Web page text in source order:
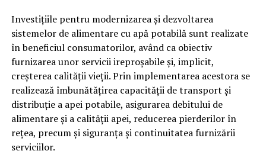
Investițiile pentru modernizarea și dezvoltarea
sistemelor de alimentare cu apă potabilă sunt realizate
în beneficiul consumatorilor, având ca obiectiv
furnizarea unor servicii ireproșabile și, implicit,
creșterea calității vieții. Prin implementarea acestora se
realizează îmbunătățirea capacității de transport și
distribuție a apei potabile, asigurarea debitului de
alimentare și a calității apei, reducerea pierderilor în
rețea, precum și siguranța și continuitatea furnizării
serviciilor.